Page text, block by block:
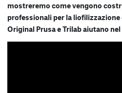
mostreremo come vengono
professionali per la liofilizzazione
Original Prusa e Trilab aiutano